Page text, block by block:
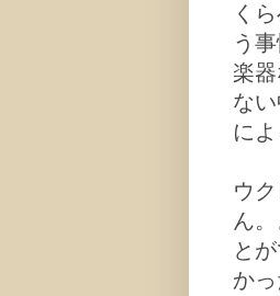
く
う
楽
な
に
ウ
ん
と
か